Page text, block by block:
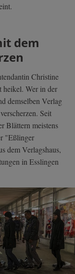
dem
Christine
heikel. Wer in der
demselben Verlag
Seit
Blättern meistens
"Eßlinger
dem Verlagshaus,
in Esslingen